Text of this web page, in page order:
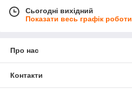
Сьогодні вихідний
Показати весь графік роботи
Про нас
Контакти